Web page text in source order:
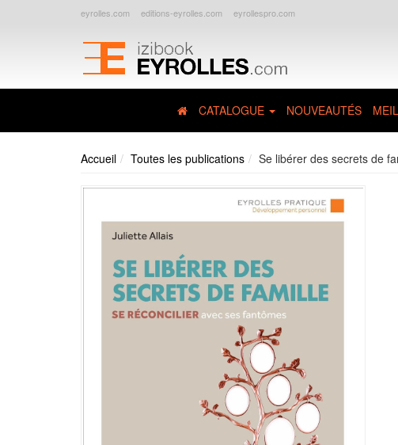
eyrolles.com editions-eyrolles.com eyrollespro.com
CATALOGUE NOUVEAUTÉS
Accueil Toutes les publications Se libérer des secrets de